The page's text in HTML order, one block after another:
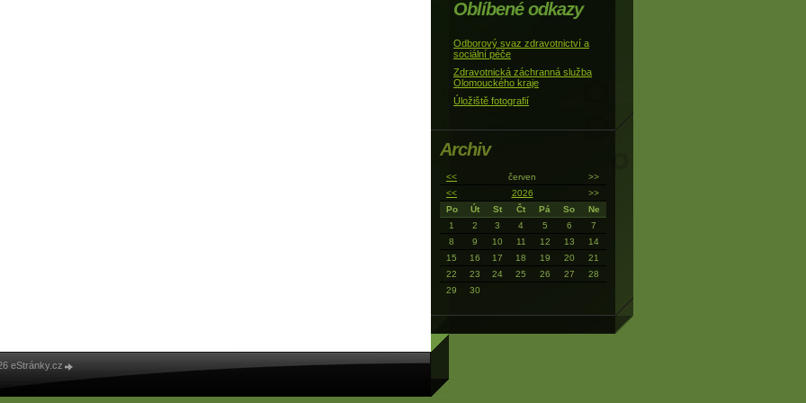
Oblíbené odkazy
Odborový svaz zdravotnictví a
sociální péče
Zdravotnická záchranná služba
Olomouckého kraje
Úložiště fotografií
Archiv
<< červen
>>
<<
2026
>>
Po
Út St Čt Pá So
Ne
1
2 3 4 5 6
7
8
9 10 11 12 13
14
15
16 17 18 19 20
21
22
23 24 25 26 27
28
29
30
eStránky.cz